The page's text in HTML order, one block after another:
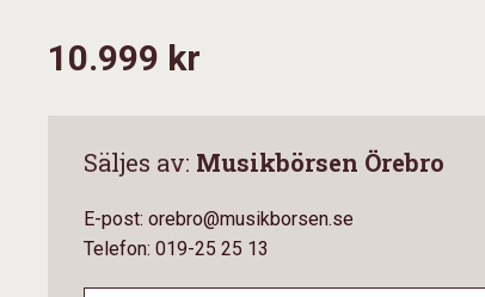
10.999 kr
Säljes av: Musikbörsen Örebro
E-post: orebro@musikborsen.se
Telefon: 019-25 25 13